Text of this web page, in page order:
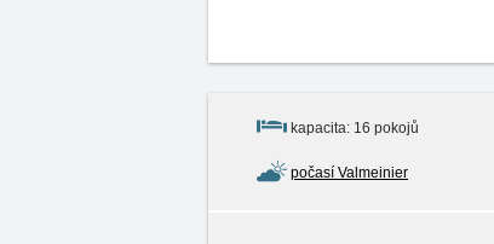
kapacita: 16 pokojů
počasí Valmeinier